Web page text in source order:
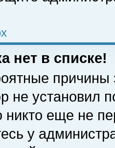
нет в списке!
причины
не установил
никто еще не
у